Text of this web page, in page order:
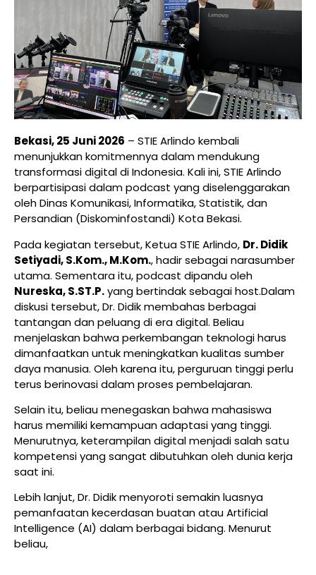
Bekasi, 25 Juni 2026 – STIE Arlindo kembali
menunjukkan komitmennya dalam mendukung
transformasi digital di Indonesia. Kali ini, STIE Arlindo
berpartisipasi dalam podcast yang diselenggarakan
oleh Dinas Komunikasi, Informatika, Statistik, dan
Persandian (Diskominfostandi) Kota Bekasi.
Pada kegiatan tersebut, Ketua STIE Arlindo, Dr. Didik
Setiyadi, S.Kom., M.Kom., hadir sebagai narasumber
Nureska, S.ST.P.yang bertindak sebagai host.Dalam
diskusi tersebut, Dr. Didik membahas berbagai
tantangan dan peluang di era digital. Beliau
menjelaskan bahwa perkembangan teknologi harus
dimanfaatkan untuk meningkatkan kualitas sumber
daya manusia. Oleh karena itu, perguruan tinggi perlu
terus berinovasi dalam proses pembelajaran.
Selain itu, beliau menegaskan bahwa mahasiswa
harus memiliki kemampuan adaptasi yang tinggi.
Menurutnya, keterampilan digital menjadi salah satu
kompetensi yang sangat dibutuhkan oleh dunia kerja
saat ini.
Lebih lanjut, Dr. Didik menyoroti semakin luasnya
pemanfaatan kecerdasan buatan atau Artificial
Intelligence (AI) dalam berbagai bidang. Menurut
beliau,